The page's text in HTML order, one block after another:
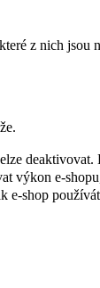
z nich
výkon e-
e-shop